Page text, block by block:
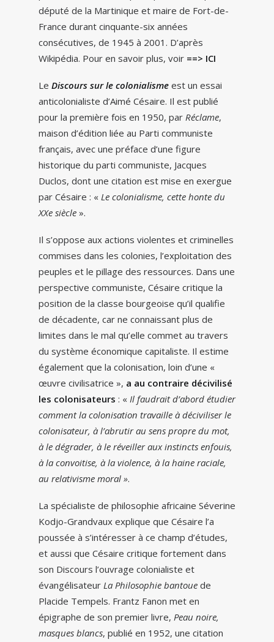
député de la Martinique et maire de Fort-de-
France durant cinquante-six années
consécutives, de 1945 à 2001. D’après
Wikipédia. Pour en savoir plus, voir ==> ICI
Le Discours sur le colonialisme est un essai
anticolonialiste d’Aimé Césaire. Il est publié
pour la première fois en 1950, par Réclame,
maison d’édition liée au Parti communiste
français, avec une préface d’une figure
historique du parti communiste, Jacques
Duclos, dont une citation est mise en exergue
par Césaire : « Le colonialisme, cette honte du
XXe siècle ».
Il s’oppose aux actions violentes et criminelles
commises dans les colonies, l’exploitation des
peuples et le pillage des ressources. Dans une
perspective communiste, Césaire critique la
position de la classe bourgeoise qu’il qualifie
de décadente, car ne connaissant plus de
limites dans le mal qu’elle commet au travers
du système économique capitaliste. Il estime
également que la colonisation, loin d’une «
œuvre civilisatrice », a au contraire décivilisé
les colonisateurs : « Il faudrait d’abord étudier
comment la colonisation travaille à déciviliser le
colonisateur, à l’abrutir au sens propre du mot,
à le dégrader, à le réveiller aux instincts enfouis,
à la convoitise, à la violence, à la haine raciale,
au relativisme moral ».
La spécialiste de philosophie africaine Séverine
Kodjo-Grandvaux explique que Césaire l’a
poussée à s’intéresser à ce champ d’études,
et aussi que Césaire critique fortement dans
son Discours l’ouvrage colonialiste et
évangélisateur La Philosophie bantoue de
Placide Tempels. Frantz Fanon met en
épigraphe de son premier livre, Peau noire,
masques blancs, publié en 1952, une citation